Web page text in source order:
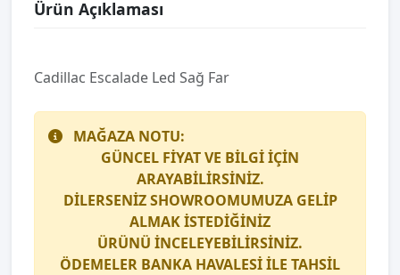
Ürün Açıklaması
Cadillac Escalade Led Sağ Far
MAĞAZA NOTU:
GÜNCEL FİYAT VE BİLGİ İÇİN
ARAYABİLİRSİNİZ.
DİLERSENİZ SHOWROOMUMUZA GELİP
ALMAK İSTEDİĞİNİZ
ÜRÜNÜ İNCELEYEBİLİRSİNİZ.
ÖDEMELER BANKA HAVALESİ İLE TAHSİL